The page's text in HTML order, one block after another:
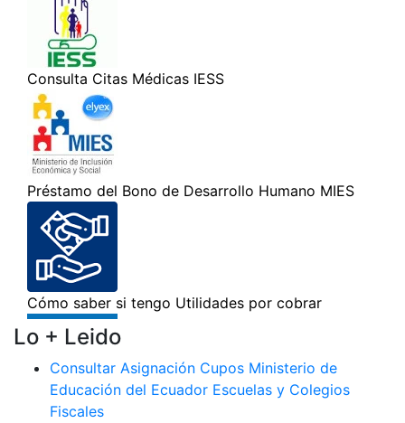
Lo + Leido
Consultar Asignación Cupos Ministerio de
Educación del Ecuador Escuelas y Colegios
Fiscales